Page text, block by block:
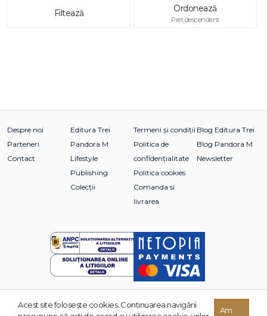
Filtează Ordonează
Preț descendent
Despre noi
Parteneri
Contact
Editura Trei
Pandora M
Lifestyle
Publishing
Colecții
Termeni și condiții
Politica de
confidențialitate
Politica cookies
Comanda si
livrarea
Blog Editura Trei
Blog Pandora M
Newsletter
© 2026 Grupul Editorial TREI. Toate drepturile rezervate.
Acest site foloseşte cookies. Continuarea navigării
Am